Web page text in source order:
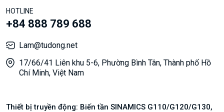
HOTLINE
+84 888 789 688
Lam@tudong.net
17/66/41 Liên khu 5-6, Phường Bình Tân, Thành phố Hồ
Chí Minh, Việt Nam
Thiết bị truyền động: Biến tần SINAMICS G110/G120/G130,